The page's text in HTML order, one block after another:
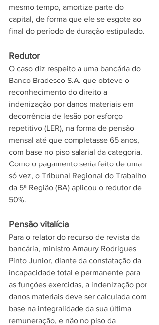
mesmo tempo, amortize parte do
capital, de forma que ele se esgote ao
final do período de duração estipulado.
Redutor
O caso diz respeito a uma bancária do
Banco Bradesco S.A. que obteve o
reconhecimento do direito a
indenização por danos materiais em
decorrência de lesão por esforço
repetitivo (LER), na forma de pensão
mensal até que completasse 65 anos,
com base no piso salarial da categoria.
Como o pagamento seria feito de uma
só vez, o Tribunal Regional do Trabalho
da 5ª Região (BA) aplicou o redutor de
50%.
Pensão vitalícia
Para o relator do recurso de revista da
bancária, ministro Amaury Rodrigues
Pinto Junior, diante da constatação da
incapacidade total e permanente para
as funções exercidas, a indenização por
danos materiais deve ser calculada com
base na integralidade da sua última
remuneração, e não no piso da